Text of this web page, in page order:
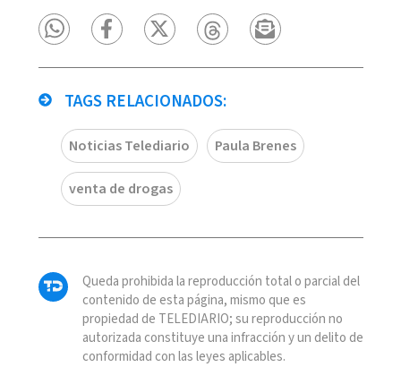
TAGS RELACIONADOS:
Noticias Telediario Paula Brenes
venta de drogas
Queda prohibida la reproducción total o parcial del
contenido de esta página, mismo que es
propiedad de TELEDIARIO; su reproducción no
autorizada constituye una infracción y un delito de
conformidad con las leyes aplicables.